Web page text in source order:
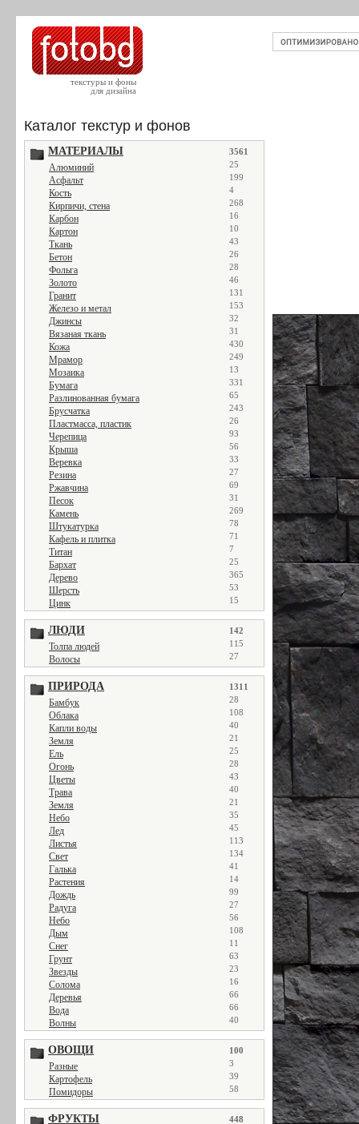
текстуры и фоны
для дизайна
Каталог текстур и фонов
МАТЕРИАЛЫ 3561
Алюминий 25
Асфальт 199
Кость 4
Кирпичи, стена 268
Карбон 16
Картон 10
Ткань 43
Бетон 26
Фольга 28
Золото 46
Гранит 131
Железо и метал 153
Джинсы 32
Вязаная ткань 31
Кожа 430
Мрамор 249
Мозаика 13
Бумага 331
Разлинованная бумага 65
Брусчатка 243
Пластмасса, пластик 26
Черепица 93
Крыша 56
Веревка 33
Резина 27
Ржавчина 69
Песок 31
Камень 269
Штукатурка 78
Кафель и плитка 71
Титан 7
Бархат 25
Дерево 365
Шерсть 53
Цинк 15
ЛЮДИ 142
Толпа людей 115
Волосы 27
ПРИРОДА 1311
Бамбук 28
Облака 108
Капли воды 40
Земля 21
Ель 25
Огонь 28
Цветы 43
Трава 40
Земля 21
Небо 35
Лед 45
Листья 113
Свет 134
Галька 41
Растения 14
Дождь 99
Радуга 27
Небо 56
Дым 108
Снег 11
Грунт 63
Звезды 23
Солома 16
Деревья 66
Вода 66
Волны 40
ОВОЩИ 100
Разные 3
Картофель 39
Помидоры 58
ФРУКТЫ 448